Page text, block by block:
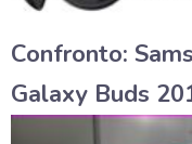
Confronto:
Galaxy Buds